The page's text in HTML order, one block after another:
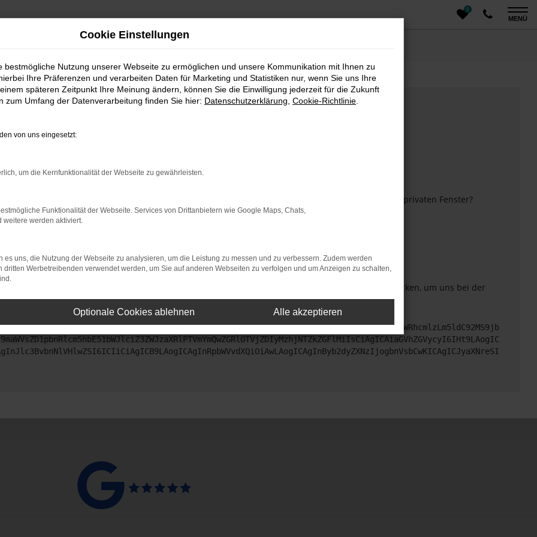
0
MENÜ
bestimmter Seiten verhindern. Funktioniert die Seite in einem anderen Browser oder in einem privaten Fenster?
dem neuesten Stand sind.
kann auch dazu führen, dass bestimmte Funktionen nicht mehr unterstützt werden.
uns bitte. Wir werden versuchen, das Problem zu beheben. Du kannst uns diesen Text schicken, um uns bei der
Cookie Einstellungen
bestmögliche Nutzung unserer Webseite zu ermöglichen und unsere Kommunikation mit Ihnen zu
Ihre Präferenzen und verarbeiten Daten für Marketing und Statistiken nur, wenn Sie uns Ihre
späteren Zeitpunkt Ihre Meinung ändern, können Sie die Einwilligung jederzeit für die Zukunft
zum Umfang der Datenverarbeitung finden Sie hier: Datenschutzerklärung Cookie-Richtlinie
von uns eingesetzt:
um die Kernfunktionalität der Webseite zu gewährleisten.
Funktionalität der Webseite. Services von Drittanbietern wie Google Maps, Chats,
weitere werden aktiviert.
es uns, die Nutzung der Webseite zu analysieren, um die Leistung zu messen und zu verbessern. Zudem werden
dritten Werbetreibenden verwendet werden, um Sie auf anderen Webseiten zu verfolgen und um Anzeigen zu schalten,
Optionale Cookies ablehnen Alle akzeptieren